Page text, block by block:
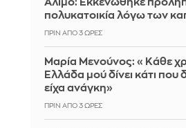
Άλιμο: Εκκενώθηκε
πολυκατοικία λόγω των
ΠΡΙΝ ΑΠΌ 3 ΏΡΕΣ
Μαρία Μενούνος: «Κάθε
Ελλάδα μού δίνει κάτι που
είχα ανάγκη»
ΠΡΙΝ ΑΠΌ 3 ΏΡΕΣ